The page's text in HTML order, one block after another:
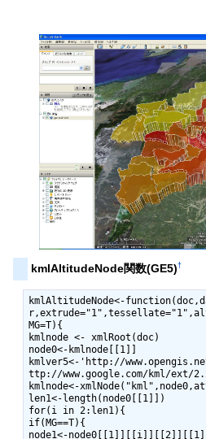
kmlAltitudeNode関数(GE5)†
kmlAltitudeNode<-
MG=T){
kmlnode <- xmlRoot(doc)
node0<-kmlnode[[1]]
kmlver5<-'http://
ttp://www.google.com/kml/ext/
kmlnode<-
len1<-length(node0[[1]])
for(i in 2:len1){
if(MG==T){
node1<-node0[[1]][[i]][[2]][[1]]